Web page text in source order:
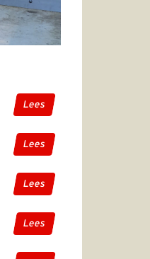
Lees
Lees
Lees
Lees